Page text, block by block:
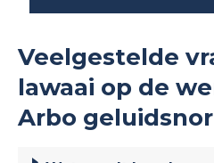
Veelgestelde
lawaai op de
Arbo